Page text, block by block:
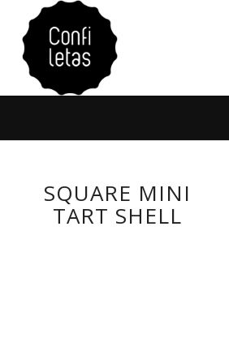
SQUARE MINI
TART SHELL